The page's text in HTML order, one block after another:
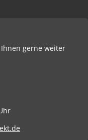
gerne weiter